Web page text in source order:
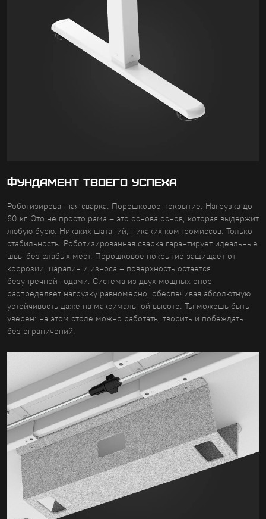
ФУНДАМЕНТ ТВОЕГО УСПЕХА
Роботизированная сварка. Порошковое покрытие. Нагрузка до
60 кг. Это не просто рама – это основа основ, которая выдержит
любую бурю. Никаких шатаний, никаких компромиссов. Только
стабильность. Роботизированная сварка гарантирует идеальные
швы без слабых мест. Порошковое покрытие защищает от
коррозии, царапин и износа – поверхность остается
безупречной годами. Система из двух мощных опор
распределяет нагрузку равномерно, обеспечивая абсолютную
устойчивость даже на максимальной высоте. Ты можешь быть
уверен: на этом столе можно работать, творить и побеждать
без ограничений.